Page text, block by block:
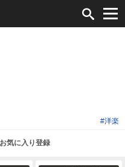
#洋楽
お気に入り登録